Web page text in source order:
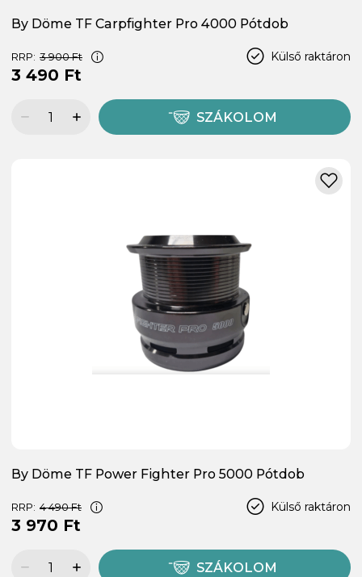
By Döme TF Carpfighter Pro 4000 Pótdob
Külső raktáron
RRP: 3 900 Ft
3 490 Ft
SZÁKOLOM
By Döme TF Power Fighter Pro 5000 Pótdob
Külső raktáron
RRP: 4 490 Ft
3 970 Ft
SZÁKOLOM